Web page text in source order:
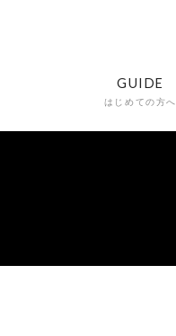
GUIDE
はじめての方へ